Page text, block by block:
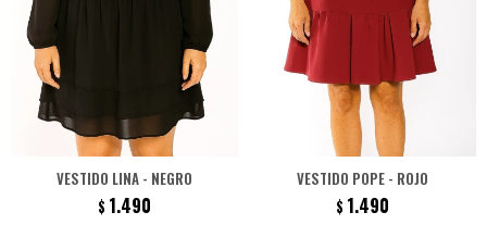
VESTIDO LINA - NEGRO
$ 1.490
VESTIDO POPE - ROJO
$ 1.490